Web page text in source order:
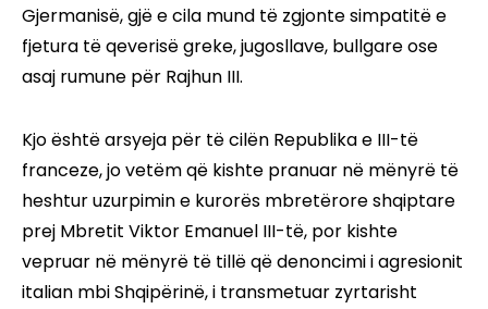
Gjermanisë, gjë e cila mund të zgjonte simpatitë e
fjetura të qeverisë greke, jugosllave, bullgare ose
asaj rumune për Rajhun III.
Kjo është arsyeja për të cilën Republika e III-të
franceze, jo vetëm që kishte pranuar në mënyrë të
heshtur uzurpimin e kurorës mbretërore shqiptare
prej Mbretit Viktor Emanuel III-të, por kishte
vepruar në mënyrë të tillë që denoncimi i agresionit
italian mbi Shqipërinë, i transmetuar zyrtarisht